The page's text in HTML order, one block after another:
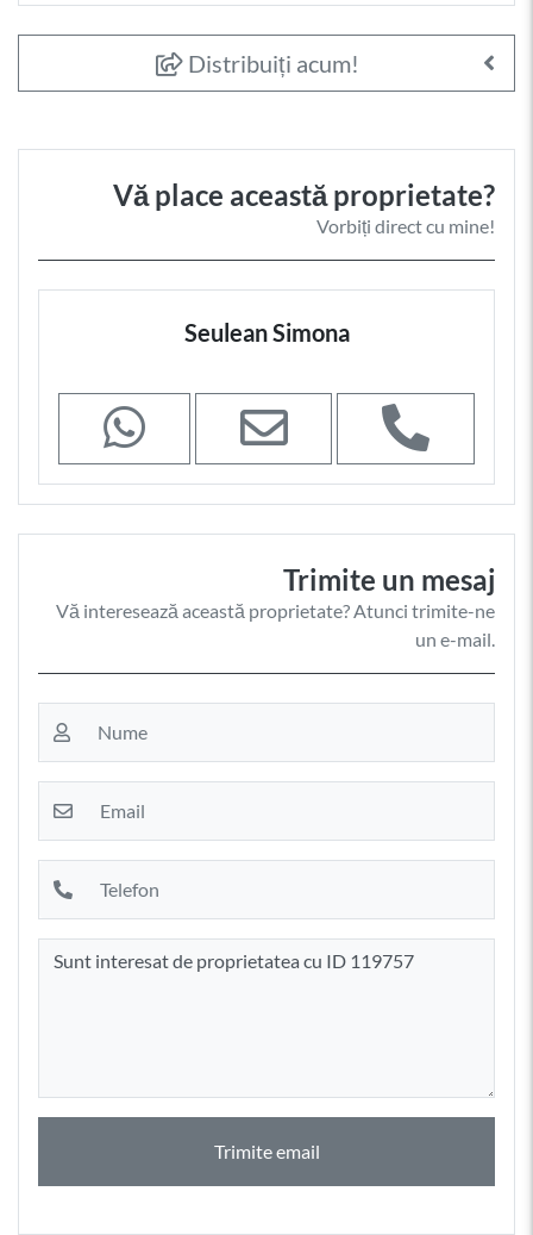
Distribuiți acum!
Vă place această proprietate?
Vorbiți direct cu mine!
Seulean Simona
Trimite un mesaj
Vă interesează această proprietate? Atunci trimite-ne
un e-mail.
Trimite email